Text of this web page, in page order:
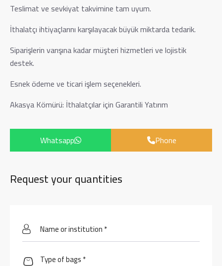
Teslimat ve sevkiyat takvimine tam uyum.
İthalatçı ihtiyaçlarını karşılayacak büyük miktarda tedarik.
Siparişlerin varışına kadar müşteri hizmetleri ve lojistik
destek.
Esnek ödeme ve ticari işlem seçenekleri.
Akasya Kömürü: İthalatçılar için Garantili Yatırım
Whatsapp Phone
Request your quantities